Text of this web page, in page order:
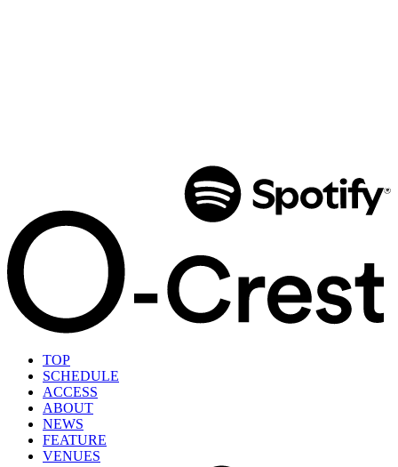
TOP
SCHEDULE
ACCESS
ABOUT
NEWS
FEATURE
VENUES